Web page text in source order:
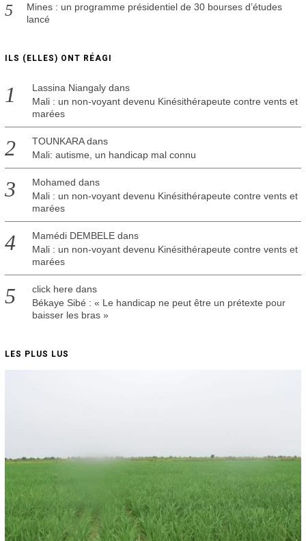
Mines : un programme présidentiel de 30 bourses d’études
lancé
ILS (ELLES) ONT RÉAGI
Lassina Niangalydans
Mali : un non-voyant devenu Kinésithérapeute contre vents et
marées
TOUNKARAdans
Mali: autisme, un handicap mal connu
Mohamed dans
Mali : un non-voyant devenu Kinésithérapeute contre vents et
marées
Mamédi DEMBELEdans
Mali : un non-voyant devenu Kinésithérapeute contre vents et
marées
click here dans
Békaye Sibé : « Le handicap ne peut être un prétexte pour
baisser les bras »
LES PLUS LUS